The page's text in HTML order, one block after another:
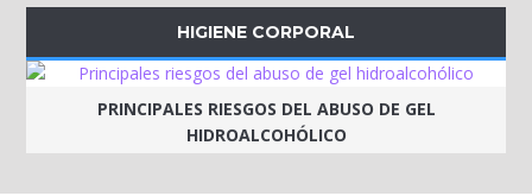
HIGIENE CORPORAL
PRINCIPALES RIESGOS DEL ABUSO DE GEL
HIDROALCOHÓLICO